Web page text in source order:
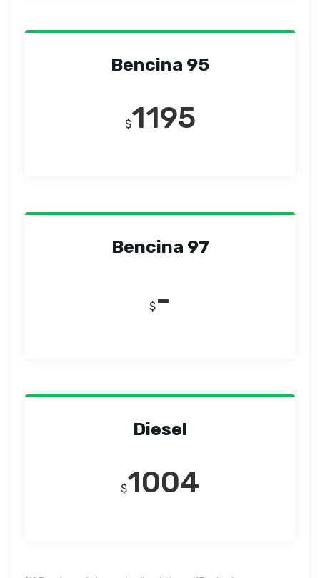
Bencina 95
$1195
Bencina 97
$-
Diesel
$1004